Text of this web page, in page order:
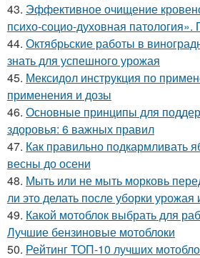
43. Эффективное очищение
психо-социо-духовная
44. Октябрьские работы в
знать для успешного урожая
45. Мексидол инструкция по
применения и дозы
46. Основные принципы для
здоровья: 6 важных правил
47. Как правильно подкармливать
весны до осени
48. Мыть или не мыть морковь
ли это делать после уборки урожая
49. Какой мотоблок выбрать для
Лучшие бензиновые мотоблоки
50. Рейтинг ТОП-10 лучших